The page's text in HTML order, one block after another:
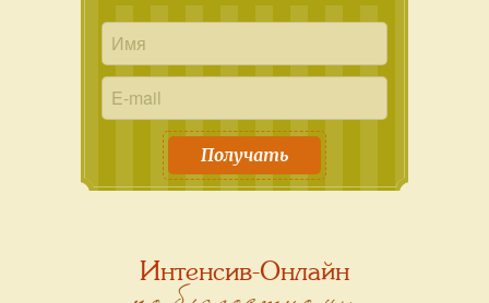
Получать
Интенсив-Онлайн